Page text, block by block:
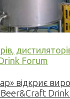
Forum
відкриє
Beer&Craft